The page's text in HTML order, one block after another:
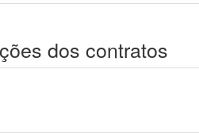
dos contratos